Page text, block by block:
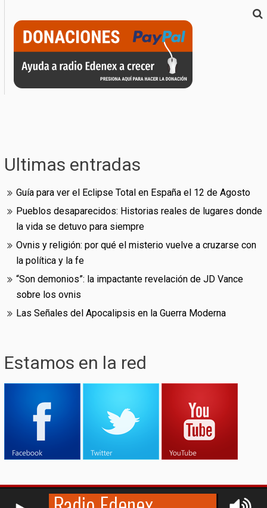
Ultimas entradas
Guía para ver el Eclipse Total en España el 12 de Agosto
Pueblos desaparecidos: Historias reales de lugares donde
la vida se detuvo para siempre
Ovnis y religión: por qué el misterio vuelve a cruzarse con
la política y la fe
“Son demonios”: la impactante revelación de JD Vance
sobre los ovnis
Las Señales del Apocalipsis en la Guerra Moderna
Estamos en la red
RCAST.NET
© (2009-2026)Edenex